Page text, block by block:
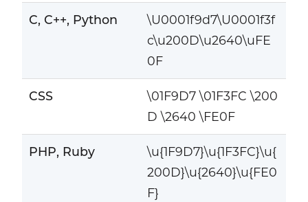
C, C++, Python
\U0001f9d7\U0001f3f
c\u200D\u2640\uFE
0F
CSS
\01F9D7 \01F3FC \200
D \2640 \FE0F
PHP, Ruby
\u{1F9D7}\u{1F3FC}\u{
200D}\u{2640}\u{FE0
F}